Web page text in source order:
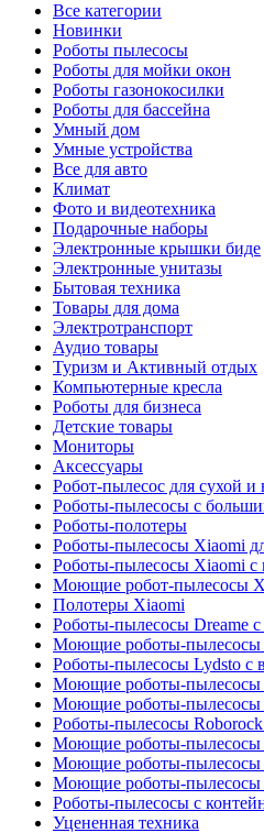
Все категории
Новинки
Роботы пылесосы
Роботы для мойки окон
Роботы газонокосилки
Роботы для бассейна
Умный дом
Умные устройства
Все для авто
Климат
Фото и видеотехника
Подарочные наборы
Электронные крышки биде
Электронные унитазы
Бытовая техника
Товары для дома
Электротранспорт
Аудио товары
Туризм и Активный отдых
Компьютерные кресла
Роботы для бизнеса
Детские товары
Мониторы
Аксессуары
Робот-пылесос для сухой
Роботы-пылесосы с
Роботы-полотеры
Роботы-пылесосы Xiaomi
Роботы-пылесосы Xiaomi с
Моющие робот-пылесосы
Полотеры Xiaomi
Роботы-пылесосы Dreame
Моющие роботы-пылесосы
Роботы-пылесосы Lydsto с
Моющие роботы-пылесосы
Моющие роботы-пылесосы
Роботы-пылесосы
Моющие роботы-пылесосы
Моющие роботы-пылесосы
Моющие роботы-пылесосы
Роботы-пылесосы с
Уцененная техника